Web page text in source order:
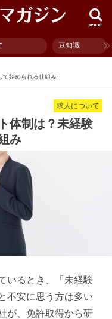
search
豆知識
て始められる仕組み
求人について
体制は？未経験
み
いるとき、「未経験
不安に思う方は多い
が、免許取得から研